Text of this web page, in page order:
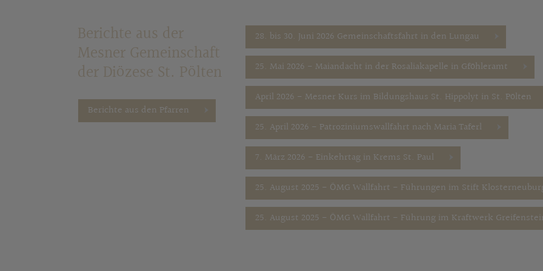
Berichte aus der
Mesner Gemeinschaft
der Diözese St. Pölten
Berichte aus den Pfarren
28. bis 30. Juni 2026 Gemeinschaftsfahrt in den Lungau
25. Mai 2026 - Maiandacht in der Rosaliakapelle in Gföhleramt
April 2026 - Mesner Kurs im Bildungshaus St. Hippolyt in St. Pölten
25. April 2026 - Patroziniumswallfahrt nach Maria Taferl
7. März 2026 - Einkehrtag in Krems St. Paul
25. August 2025 - ÖMG Wallfahrt - Führungen im Stift
25. August 2025 - ÖMG Wallfahrt - Führung im Kraftwerk